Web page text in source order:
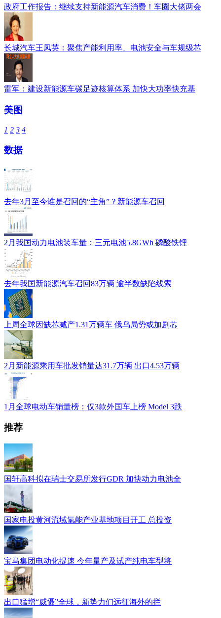
政府工作报告：继续支持新能源汽车消费！车圈大佬两会
长城汽车王凤英：聚焦产能利用率、电池安全与车规级芯
雷军：建设新能源车碳足迹核算体系 加快大功率快充基
美图
1 2 3 4
数据
去年3月至今谁是召回的“主角”？新能源车召回
2月我国动力电池装车量：三元电池5.8GWh 磷酸铁锂
去年我国新能源汽车召回83万辆 逾半数缺陷线索
上周全球因缺芯减产1.31万辆车 俄乌局势或加剧芯
2月新能源乘用车批发销量达31.7万辆 出口4.53万辆
1月全球电动车销量榜：仅3款外国车上榜 Model 3跌
推荐
国轩高科拟在瑞士交易所发行GDR 加快动力电池全
国家电投黄河流域氢能产业基地项目开工 总投资
宝马集团电动化提速 今年量产及试产纯电车型将
出口猛增“威慑”全球，新势力们远征海外的拦